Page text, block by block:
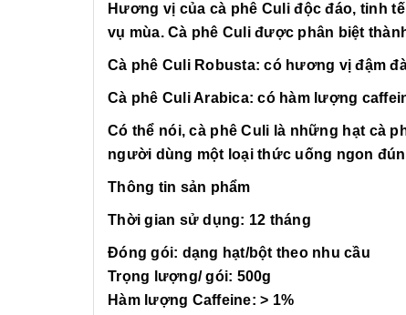
Hương vị của cà phê Culi độc đáo, tinh
vụ mùa. Cà phê Culi được phân biệt
Cà phê Culi Robusta: có hương vị đậm
Cà phê Culi Arabica: có hàm lượng
Có thể nói, cà phê Culi là những hạt cà
người dùng một loại thức uống ngon
Thông tin sản phẩm
Thời gian sử dụng: 12 tháng
Đóng gói: dạng hạt/bột theo nhu cầu
Trọng lượng/ gói: 500g
Hàm lượng Caffeine: > 1%